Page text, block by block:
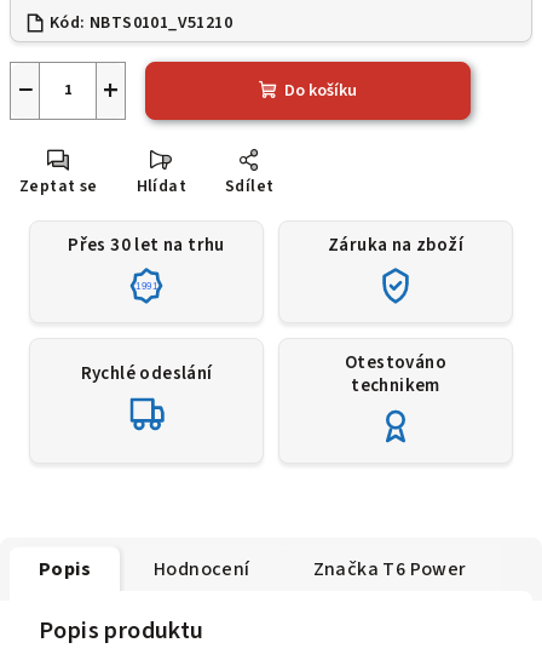
Kód: NBTS0101_V51210
+
− Do košíku
Zeptat se Hlídat Sdílet
Přes 30 let na trhu
1991
Záruka na zboží
Rychlé odeslání
Otestováno
technikem
Popis Hodnocení Značka T6 Power
Popis produktu